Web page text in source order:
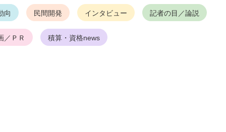
向 民間開発 インタビュー 記者の目／論説
／ＰＲ 積算・資格news